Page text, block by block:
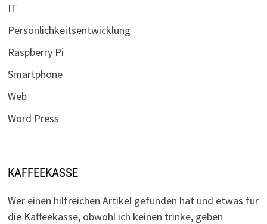
IT
Persönlichkeitsentwicklung
Raspberry Pi
Smartphone
Web
Word Press
KAFFEEKASSE
Wer einen hilfreichen Artikel gefunden hat und etwas für
die Kaffeekasse, obwohl ich keinen trinke, geben